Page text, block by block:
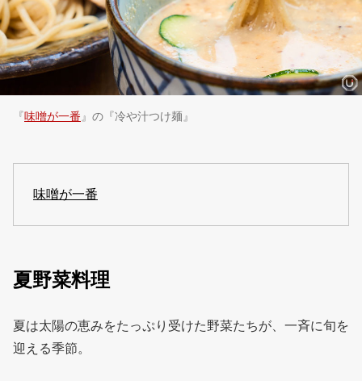
『味噌が一番 』の『冷や汁つけ麺』
味噌が一番
夏野菜料理
夏は太陽の恵みをたっぷり受けた野菜たちが、一斉に旬を
迎える季節。